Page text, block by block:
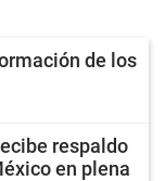
de los
respaldo
en plena